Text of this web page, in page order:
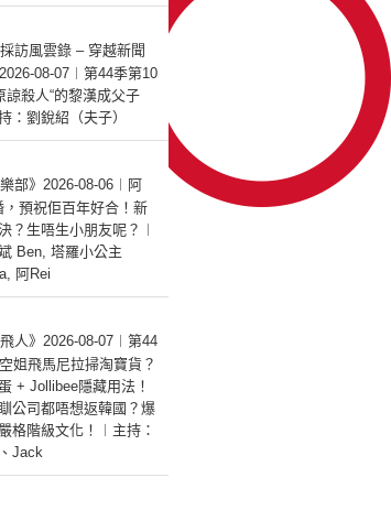
採訪風雲錄 – 穿越新聞
08-07︱第44季第10
諒殺人“的黎漢成父子
：劉銳紹（夫子）
樂部》2026-08-06︱阿
，預祝佢百年好合！新
？生唔生小朋友呢？︱
Ben, 塔羅小公主
阿Rei
飛人》2026-08-07︱第44
姐飛馬尼拉掃淘寶貨？
+ Jollibee隱藏用法！
公司都唔想返韓國？爆
格階級文化！︱主持：
Jack